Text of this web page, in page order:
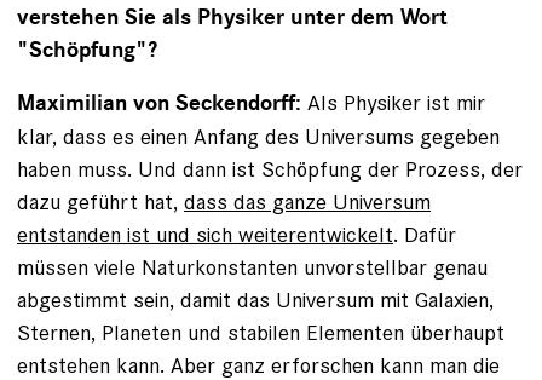
verstehen Sie als Physiker unter dem Wort
"Schöpfung"?
Maximilian von Seckendorff: Als Physiker ist mir
klar, dass es einen Anfang des Universums gegeben
haben muss. Und dann ist Schöpfung der Prozess, der
dazu geführt hat, dass das ganze Universum
entstanden ist und sich weiterentwickelt. Dafür
müssen viele Naturkonstanten unvorstellbar genau
abgestimmt sein, damit das Universum mit Galaxien,
Sternen, Planeten und stabilen Elementen überhaupt
entstehen kann. Aber ganz erforschen kann man die